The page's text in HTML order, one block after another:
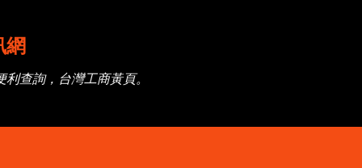
網
查詢，台灣工商黃頁。